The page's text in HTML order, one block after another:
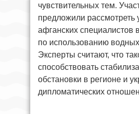
чувствительных тем.
предложили рассмотреть
афганских специалистов
по использованию
Эксперты считают, что
способствовать
обстановки в регионе и
дипломатических